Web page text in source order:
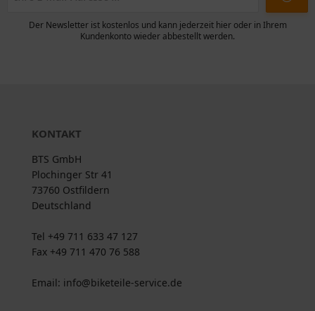
Der Newsletter ist kostenlos und kann jederzeit hier oder in Ihrem
Kundenkonto wieder abbestellt werden.
KONTAKT
BTS GmbH
Plochinger Str 41
73760 Ostfildern
Deutschland
Tel +49 711 633 47 127
Fax +49 711 470 76 588
Email: info@biketeile-service.de